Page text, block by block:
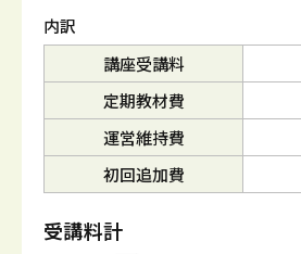
内訳
講座受講料
定期教材費
運営維持費
初回追加費
受講料計